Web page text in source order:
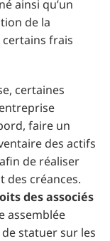
ainsi qu’un
de la
frais
certaines
faire un
des actifs
de réaliser
des créances.
des associés
assemblée
statuer sur les